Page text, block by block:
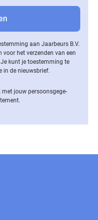
aan Jaarbeurs B.V.
voor het verzenden van een
kunt je toestemming te
in de nieuwsbrief.
met jouw per­soons­ge­ge­